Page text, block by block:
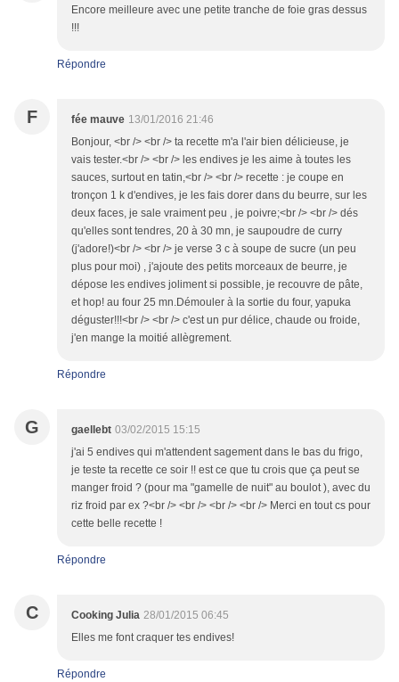
Encore meilleure avec une petite tranche de foie gras dessus
!!!
Répondre
F fée mauve 13/01/2016 21:46
Bonjour, <br /> <br /> ta recette m'a l'air bien délicieuse, je
vais tester.<br /> <br /> les endives je les aime à toutes les
sauces, surtout en tatin,<br /> <br /> recette : je coupe en
tronçon 1 k d'endives, je les fais dorer dans du beurre, sur les
deux faces, je sale vraiment peu , je poivre;<br /> <br /> dés
qu'elles sont tendres, 20 à 30 mn, je saupoudre de curry
(j'adore!)<br /> <br /> je verse 3 c à soupe de sucre (un peu
plus pour moi) , j'ajoute des petits morceaux de beurre, je
dépose les endives joliment si possible, je recouvre de pâte,
et hop! au four 25 mn.Démouler à la sortie du four, yapuka
déguster!!!<br /> <br /> c'est un pur délice, chaude ou froide,
j'en mange la moitié allègrement.
Répondre
G gaellebt 03/02/2015 15:15
j'ai 5 endives qui m'attendent sagement dans le bas du frigo,
je teste ta recette ce soir !! est ce que tu crois que ça peut se
manger froid ? (pour ma "gamelle de nuit" au boulot ), avec du
riz froid par ex ?<br /> <br /> <br /> <br /> Merci en tout cs pour
cette belle recette !
Répondre
C Cooking Julia 28/01/2015 06:45
Elles me font craquer tes endives!
Répondre